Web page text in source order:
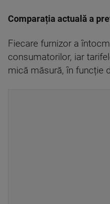
Comparația actuală a
Fiecare furnizor a
consumatorilor, iar
mică măsură, în funcție